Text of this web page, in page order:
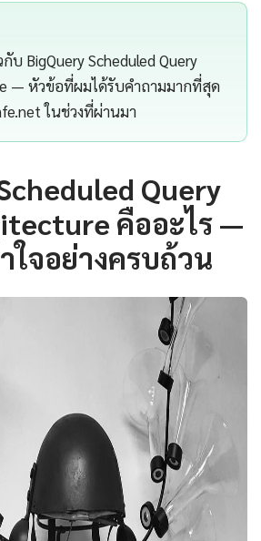
บ BigQuery Scheduled Query
— หัวข้อที่ผมได้รับคำถามมากที่สุด
ในช่วงที่ผ่านมา
Query
คืออะไร —
ใจอย่างครบถ้วน